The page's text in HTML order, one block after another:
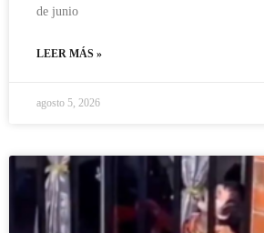
de junio
LEER MÁS »
agosto 5, 2026